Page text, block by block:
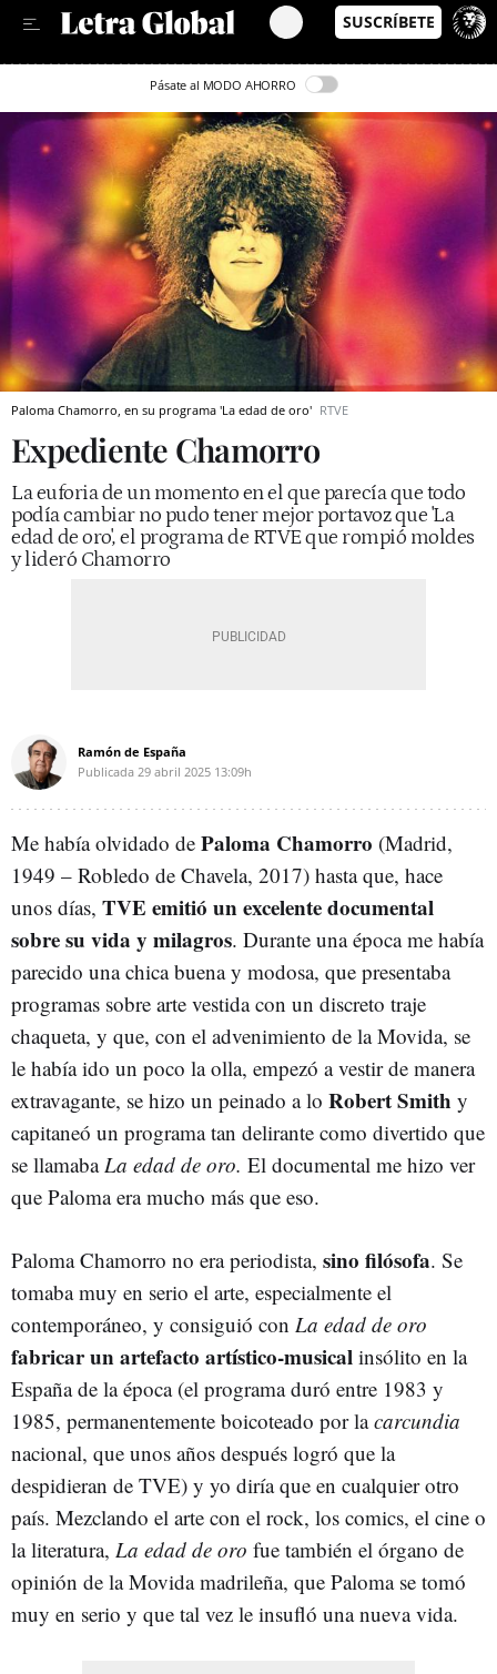
Pásate al MODO AHORRO
Paloma Chamorro, en su programa 'La edad de oro' RTVE
Expediente Chamorro
La euforia de un momento en el que parecía que todo
podía cambiar no pudo tener mejor portavoz que 'La
edad de oro',el programa de RTVE que rompió moldes
y lideró Chamorro
Ramón de España
Publicada 29 abril 2025 13:09h
Me había olvidado de Paloma Chamorro (Madrid,
1949 – Robledo de Chavela, 2017) hasta que, hace
unos días, TVE emitió un excelente documental
sobre su vida y milagros. Durante una época me había
parecido una chica buena y modosa, que presentaba
programas sobre arte vestida con un discreto traje
chaqueta, y que, con el advenimiento de la Movida, se
le había ido un poco la olla, empezó a vestir de manera
extravagante, se hizo un peinado a lo Robert Smith y
capitaneó un programa tan delirante como divertido que
se llamabaLa edad de oro. El documental me hizo ver
que Paloma era mucho más que eso.
Paloma Chamorro no era periodista, sino filósofa. Se
tomaba muy en serio el arte, especialmente el
contemporáneo, y consiguió con La edad de oro
fabricar un artefacto artístico-musical insólito en la
España de la época (el programa duró entre 1983 y
1985, permanentemente boicoteado por lacarcundia
nacional, que unos años después logró que la
despidieran de TVE) y yo diría que en cualquier otro
país. Mezclando el arte con el rock, los comics, el cine o
la literatura, La edad de oro fue también el órgano de
opinión de la Movida madrileña, que Paloma se tomó
muy en serio y que tal vez le insufló una nueva vida.